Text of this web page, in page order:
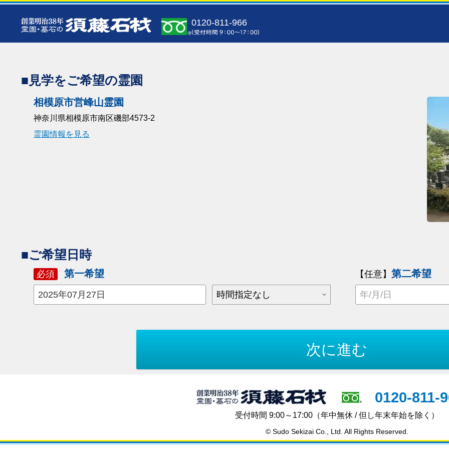
0120-811-966
■見学をご希望の霊園
相模原市営峰山霊園
神奈川県相模原市南区磯部4573-2
霊園情報を見る
■ご希望日時
必須 第一希望 【任意】第二希望
0120-811-
受付時間 9:00～17:00（年中無休 / 但し年末年始を除く）
© Sudo Sekizai Co., Ltd. All Rights Reserved.